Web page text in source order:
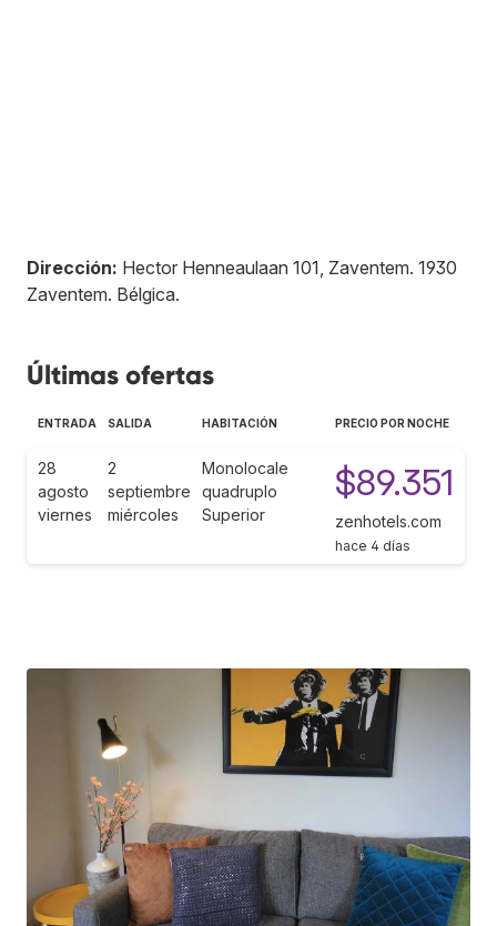
Dirección: Hector Henneaulaan 101, Zaventem. 1930
Zaventem. Bélgica.
Últimas ofertas
ENTRADA SALIDA HABITACIÓN PRECIO POR NOCHE
28
agosto
viernes
2
septiembre
miércoles
Monolocale
quadruplo
Superior
$89.351
zenhotels.com
hace 4 días